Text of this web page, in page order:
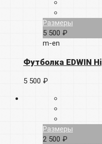
Размеры
5 500 ₽
m-en
Футболка EDWIN
5 500 ₽
Размеры
2 500 ₽